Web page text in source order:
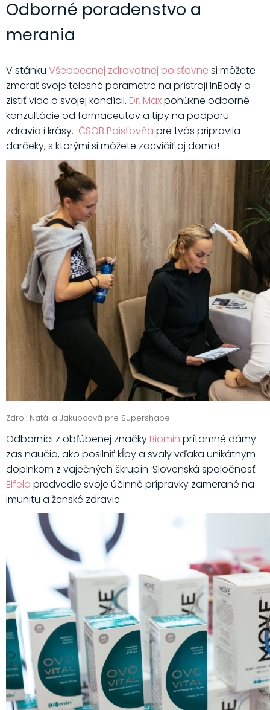
Odborné poradenstvo a
merania
V stánku Všeobecnej zdravotnej poisťovne si môžete
zmerať svoje telesné parametre na prístroji InBody a
zistiť viac o svojej kondícii. Dr. Maxponúkne odborné
konzultácie od farmaceutov a tipy na podporu
zdravia i krásy. ČSOB Poisťovňa pre tvás pripravila
darčeky, s ktorými si môžete zacvičiť aj doma!
Zdroj: Natália Jakubcová pre Supershape
Odborníci z obľúbenej značkyBiomin prítomné dámy
zas naučia, ako posilniť kĺby a svaly vďaka unikátnym
doplnkom z vaječných škrupín. Slovenská spoločnosť
Eifela predvedie svoje účinné prípravky zamerané na
imunitu a ženské zdravie.